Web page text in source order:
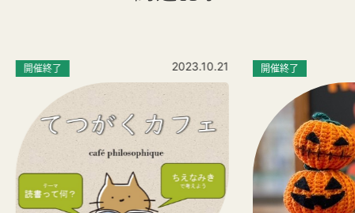
開催終了 2023.10.21 開催終了